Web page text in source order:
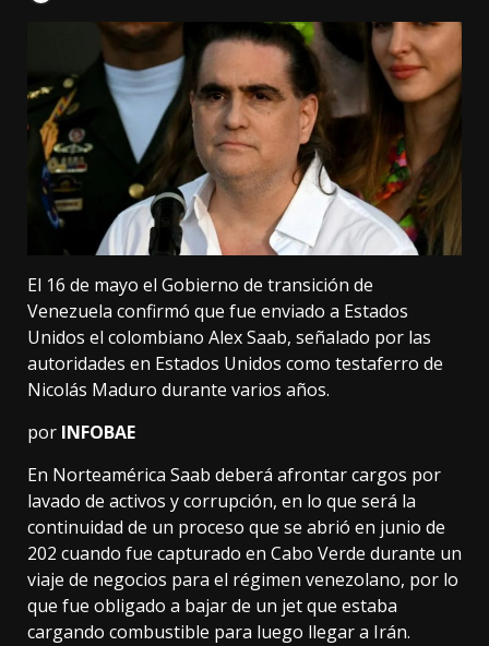
El 16 de mayo el Gobierno de transición de
Venezuela confirmó que fue enviado a Estados
Unidos el colombiano Alex Saab, señalado por las
autoridades en Estados Unidos como testaferro de
Nicolás Maduro durante varios años.
por INFOBAE
En Norteamérica Saab deberá afrontar cargos por
lavado de activos y corrupción, en lo que será la
continuidad de un proceso que se abrió en junio de
202 cuando fue capturado en Cabo Verde durante un
viaje de negocios para el régimen venezolano, por lo
que fue obligado a bajar de un jet que estaba
cargando combustible para luego llegar a Irán.